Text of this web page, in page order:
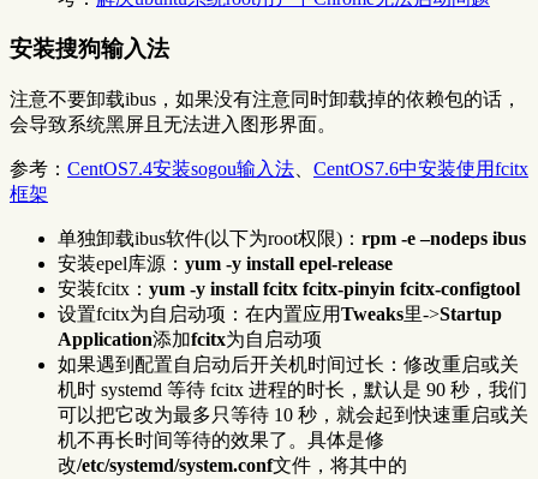
安装搜狗输入法
注意不要卸载ibus，如果没有注意同时卸载掉的依赖包的话，
会导致系统黑屏且无法进入图形界面。
参考： CentOS7.4安装sogou输入法
CentOS7.6中安装使用fcitx
框架
单独卸载ibus软件(以下为root权限)： rpm -e –nodeps ibus
安装epel库源： yum -y install epel-release
安装fcitx： yum -y install fcitx fcitx-pinyin fcitx-configtool
设置fcitx为自启动项：在内置应用Tweaks里->Startup
Application添加fcitx为自启动项
如果遇到配置自启动后开关机时间过长：修改重启或关
机时 systemd 等待 fcitx 进程的时长，默认是 90 秒，我们
可以把它改为最多只等待 10 秒，就会起到快速重启或关
机不再长时间等待的效果了。具体是修
改/etc/systemd/system.conf文件，将其中的